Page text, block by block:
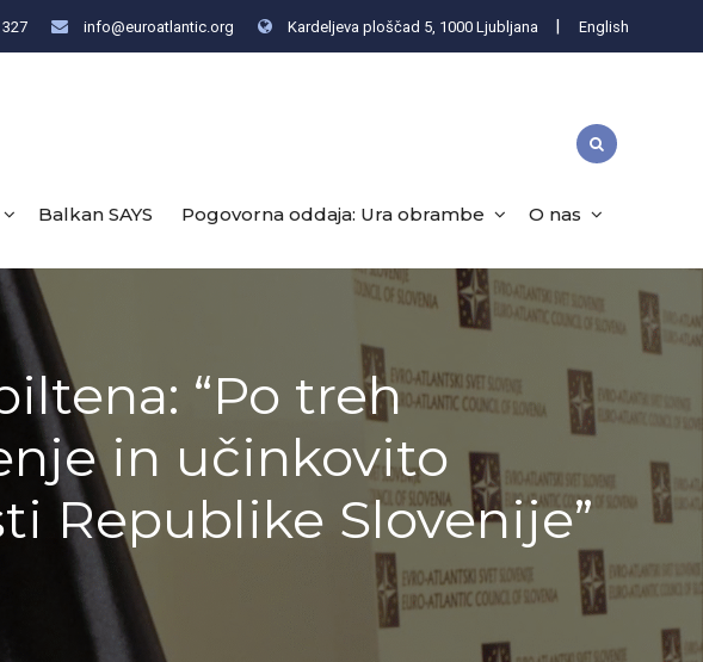
| English
info@euroatlantic.org Kardeljeva ploščad 5, 1000 Ljubljana
Balkan SAYS Pogovorna oddaja: Ura obrambe O nas
“Po treh
in učinkovito
Republike Slovenije”